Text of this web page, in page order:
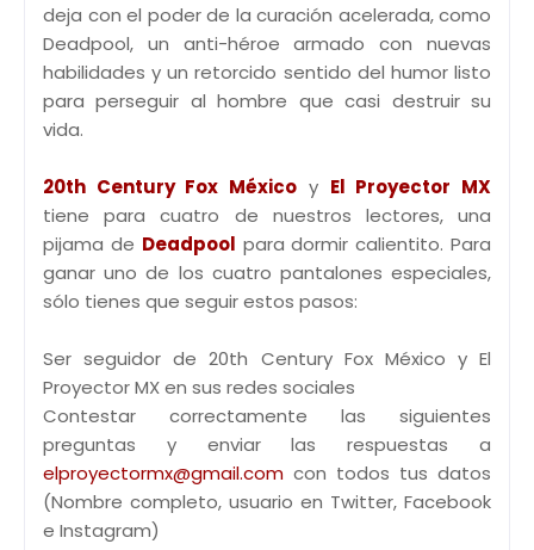
deja con el poder de la curación acelerada, como
Deadpool, un anti-héroe armado con nuevas
habilidades y un retorcido sentido del humor listo
para perseguir al hombre que casi destruir su
vida.
20th Century Fox México y El Proyector MX
tiene para cuatro de nuestros lectores, una
pijama de Deadpool para dormir calientito. Para
ganar uno de los cuatro pantalones especiales,
sólo tienes que seguir estos pasos:
Ser seguidor de 20th Century Fox México y El
Proyector MX en sus redes sociales
Contestar correctamente las siguientes
preguntas y enviar las respuestas a
elproyectormx@gmail.com con todos tus datos
(Nombre completo, usuario en Twitter, Facebook
e Instagram)